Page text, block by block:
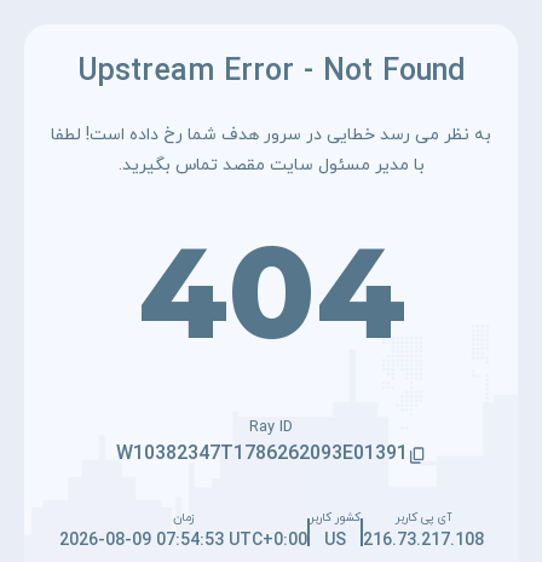
Upstream Error - Not Found
به نظر می رسد خطایی در سرور هدف شما رخ داده است! لطفا
با مدیر مسئول سایت مقصد تماس بگیرید.
404
Ray ID
W10382347T1786262093E01391
آی پی کاربر
216.73.217.108
کشور کاربر
US
زمان
2026-08-09 07:54:53 UTC+0:00